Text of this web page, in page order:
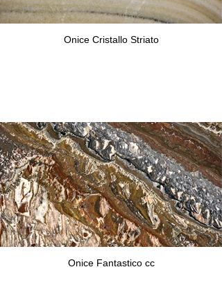
Onice Cristallo Striato
Onice Fantastico cc